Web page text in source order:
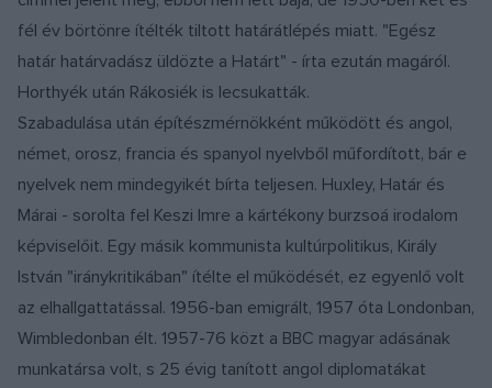
fél év börtönre ítélték tiltott határátlépés miatt. "Egész
határ határvadász üldözte a Határt" - írta ezután magáról.
Horthyék után Rákosiék is lecsukatták.
Szabadulása után építészmérnökként működött és angol,
német, orosz, francia és spanyol nyelvből műfordított, bár e
nyelvek nem mindegyikét bírta teljesen. Huxley, Határ és
Márai - sorolta fel Keszi Imre a kártékony burzsoá irodalom
képviselőit. Egy másik kommunista kultúrpolitikus, Király
István "iránykritikában" ítélte el működését, ez egyenlő volt
az elhallgattatással. 1956-ban emigrált, 1957 óta Londonban,
Wimbledonban élt. 1957-76 közt a BBC magyar adásának
munkatársa volt, s 25 évig tanított angol diplomatákat